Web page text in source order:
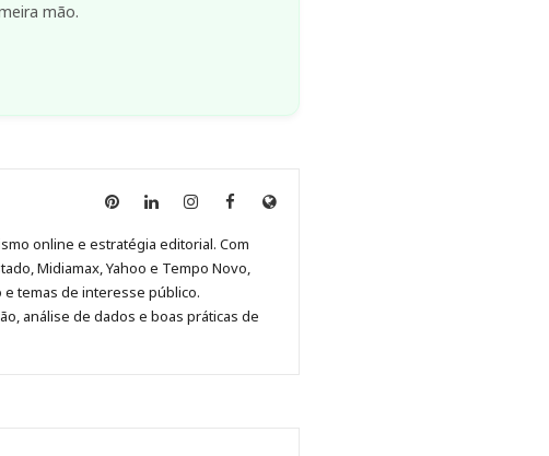
mão.
Anny
no
Pinterest
Anny
no
LinkedIn
Anny
no
Instagram
Anny
no
Facebook
Site
online e estratégia editorial. Com
Midiamax, Yahoo e Tempo Novo,
temas de interesse público.
análise de dados e boas práticas de